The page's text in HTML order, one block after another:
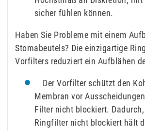
sicher fühlen können.
Haben Sie Probleme mit einem
Stomabeutels? Die einzigartige
Vorfilters reduziert ein Aufblähen
Der Vorfilter schützt den
Membran vor
Filter nicht blockiert.
Ringfilter nicht blockiert hält